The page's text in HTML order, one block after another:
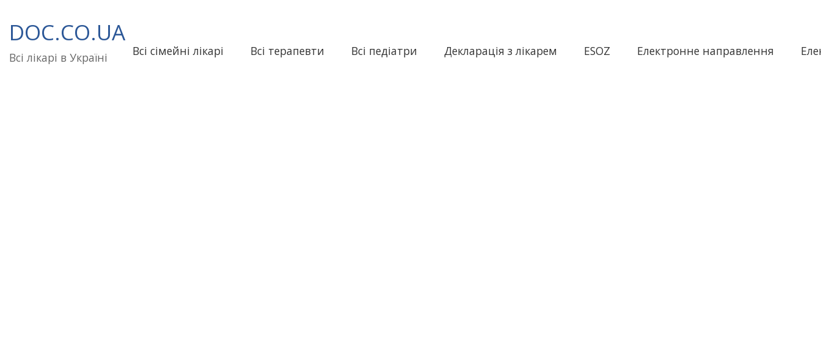
до
вмісту
DOC.CO.UA
Всі лікарі в Україні Всі сімейні лікарі Всі терапевти Всі педіатри Декларація з лікарем ESOZ Електронне направлення